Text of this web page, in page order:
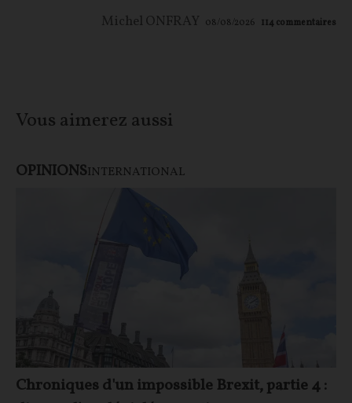
Michel ONFRAY 08/08/2026 114commentaires
Vous aimerez aussi
OPINIONSINTERNATIONAL
Chroniques d'un impossible Brexit, partie 4 :